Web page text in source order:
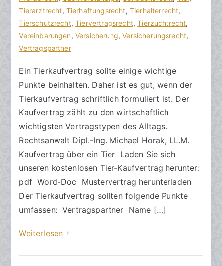
a
n
w
ä
t
e
n
t
l
i
h
t
a
m
u
l
i
2
0
4
Tierarztrecht, Tierhaftungsrecht, Tierhalterrecht,
Tierschutzrecht,Tiervertragsrecht,Tierzuchtrecht,
Vereinbarungen, Versicherung,Versicherungsrecht,
Vertragspartner
e
zu
Kaufvertrag
beim
gestalten
Ein Tierkaufvertrag sollte einige wichtige
Punkte beinhalten. Daher ist es gut, wenn der
Tierkaufvertrag schriftlich formuliert ist. Der
Kaufvertrag zählt zu den wirtschaftlich
wichtigsten Vertragstypen des Alltags.
Rechtsanwalt Dipl.-Ing. Michael Horak, LL.M.
Kaufvertrag über ein Tier Laden Sie sich
unseren kostenlosen Tier-Kaufvertrag herunter:
pdf Word-Doc Mustervertrag herunterladen
Der Tierkaufvertrag sollten folgende Punkte
umfassen: Vertragspartner Name […]
Weiterlesen